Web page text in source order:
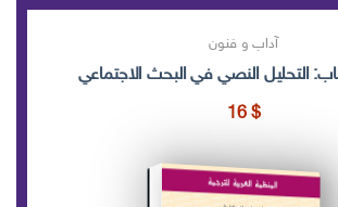
آداب و فنون
التحليل النصي في البحث الاجتماعي
16 $